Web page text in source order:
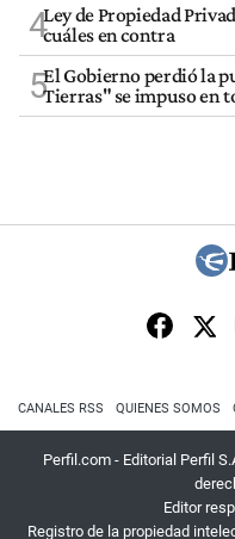
4Ley de Propiedad
cuáles en contra
5El Gobierno perdió la
Tierras" se impuso en
CANALES RSS QUIENES SOMOS
Perfil.com - Editorial Perfil
Editor
Registro de la propiedad